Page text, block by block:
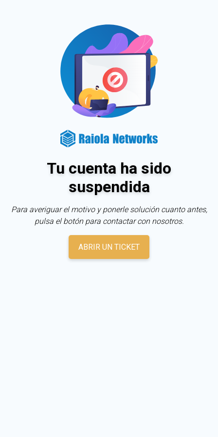
Tu cuenta ha sido
suspendida
Para averiguar el motivo y ponerle solución cuanto antes,
pulsa el botón para contactar con nosotros.
ABRIR UN TICKET